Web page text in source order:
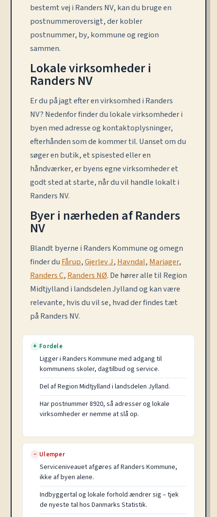
bestemt vej i Randers NV, kan du bruge en
postnummeroversigt, der kobler
postnummer, by, kommune og region
sammen.
Lokale virksomheder i
Randers NV
Er du på jagt efter en virksomhed i Randers
NV? Nedenfor finder du lokale virksomheder i
byen med adresse og kontaktoplysninger,
efterhånden som de kommer til. Uanset om du
søger en butik, et spisested eller en
håndværker, er byens egne virksomheder et
godt sted at starte, når du vil handle lokalt i
Randers NV.
Byer i nærheden af Randers
NV
Blandt byerne i Randers Kommune og omegn
finder duFårup,Gjerlev J,Havndal,Mariager,
Randers C,Randers NØ. De hører alle til Region
Midtjylland i landsdelen Jylland og kan være
relevante, hvis du vil se, hvad der findes tæt
på Randers NV.
+ Fordele
Ligger i Randers Kommune med adgang til
kommunens skoler, dagtilbud og service.
Del af Region Midtjylland i landsdelen Jylland.
Har postnummer 8920, så adresser og lokale
virksomheder er nemme at slå op.
− Ulemper
Serviceniveauet afgøres af Randers Kommune,
ikke af byen alene.
Indbyggertal og lokale forhold ændrer sig – tjek
de nyeste tal hos Danmarks Statistik.